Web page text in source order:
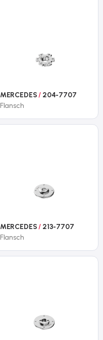
MERCEDES/ 204-7707
Flansch
MERCEDES/ 213-7707
Flansch